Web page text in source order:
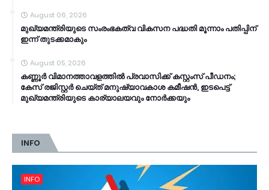
August 06, 2026
മുഖ്യമന്ത്രിയുടെ സംരംഭകത്വ വികസന പദ്ധതി മൂന്നാം പതിപ്പിന്
ഇന്ന് തുടക്കമാകും
August 05, 2026
കണ്ണൂര്‍ വിമാനത്താവളത്തില്‍ പ്രവാസിക്ക് കസ്റ്റംസ് പീഡനം;
കേസ് രജിസ്റ്റര്‍ ചെയ്ത് മനുഷ്യാവകാശ കമീഷൻ, ഇടപെട്ട്
മുഖ്യമന്ത്രിയുടെ കാര്യാലയവും നോര്‍ക്കയും
INFO
INFO